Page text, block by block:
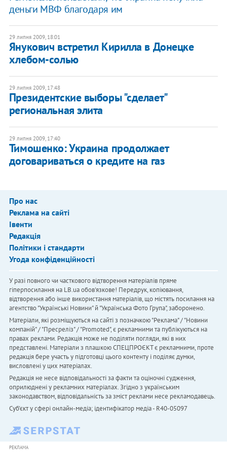
деньги МВФ благодаря им
29 липня 2009, 18:01
Янукович встретил Кирилла в Донецке
хлебом-солью
29 липня 2009, 17:48
Президентские выборы "сделает"
региональная элита
29 липня 2009, 17:40
Тимошенко: Украина продолжает
договариваться о кредите на газ
Про нас
Реклама на сайті
Івенти
Редакція
Політики і стандарти
Угода конфіденційності
У разі повного чи часткового відтворення матеріалів пряме
гіперпосилання на LB.ua обов'язкове! Передрук, копіювання,
відтворення або інше використання матеріалів, що містять посилання на
агентство "Українськi Новини" й "Українська Фото Група", заборонено.
Матеріали, які розміщуються на сайті з позначкою "Реклама" / "Новини
компаній" / "Пресреліз" / "Promoted", є рекламними та публікуються на
правах реклами. Редакція може не поділяти погляди, які в них
представлені. Матеріали з плашкою СПЕЦПРОЄКТ є рекламними, проте
редакція бере участь у підготовці цього контенту і поділяє думки,
висловлені у цих матеріалах.
Редакція не несе відповідальності за факти та оціночні судження,
оприлюднені у рекламних матеріалах. Згідно з українським
законодавством, відповідальність за зміст реклами несе рекламодавець.
Cуб'єкт у сфері онлайн-медіа; ідентифікатор медіа - R40-05097
РЕКЛАМА